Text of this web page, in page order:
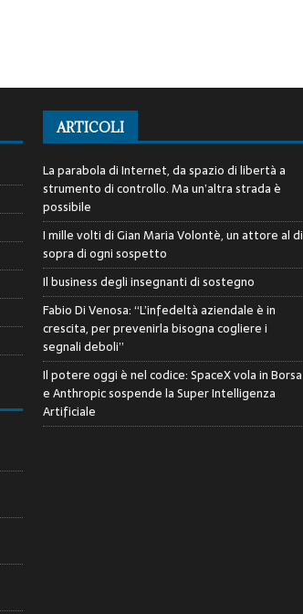
ARTICOLI
La parabola di Internet, da spazio di libertà a
strumento di controllo. Ma un’altra strada è
possibile
I mille volti di Gian Maria Volontè, un attore al di
sopra di ogni sospetto
Il business degli insegnanti di sostegno
Fabio Di Venosa: “L’infedeltà aziendale è in
crescita, per prevenirla bisogna cogliere i
segnali deboli”
Il potere oggi è nel codice: SpaceX vola in Borsa
e Anthropic sospende la Super Intelligenza
Artificiale